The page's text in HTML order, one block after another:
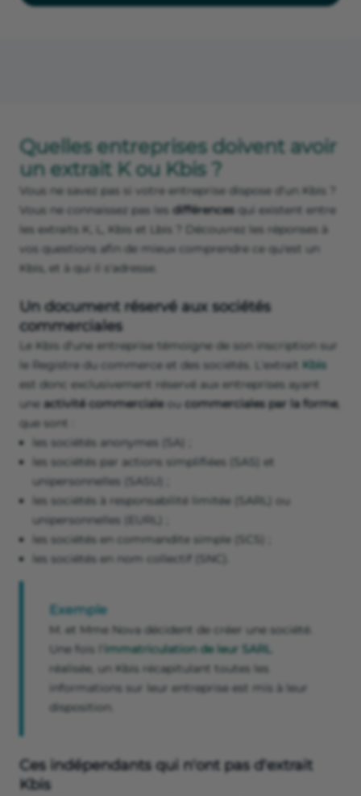
Quelles entreprises doivent avoir
un extrait K ou Kbis ?
Vous ne savez pas si votre entreprise dispose d'un Kbis ?
Vous ne connaissez pas les différences qui existent entre
les extraits K, L, Kbis et Lbis ? Découvrez les réponses à
vos questions afin de mieux comprendre ce qu'est un
Kbis, et à qui il s'adresse.
Un document réservé aux sociétés
commerciales
Le Kbis d'une entreprise témoigne de son inscription sur
le Registre du commerce et des sociétés. L'extrait Kbis
est donc exclusivement réservé aux entreprises ayant
une activité commercialeou commerciales par la forme,
que sont :
les sociétés anonymes (SA) ;
les sociétés par actions simplifiées (SAS) et
unipersonnelles (SASU) ;
les sociétés à responsabilité limitée (SARL) ou
unipersonnelles (EURL) ;
les sociétés en commandite simple (SCS) ;
les sociétés en nom collectif (SNC).
Exemple
M. et Mme Nova décident de créer une société.
Une fois l'
immatriculation de leur SARL
réalisée, un Kbis récapitulant toutes les
informations sur leur entreprise est mis à leur
disposition.
Ces indépendants qui n'ont pas d'extrait
Kbis